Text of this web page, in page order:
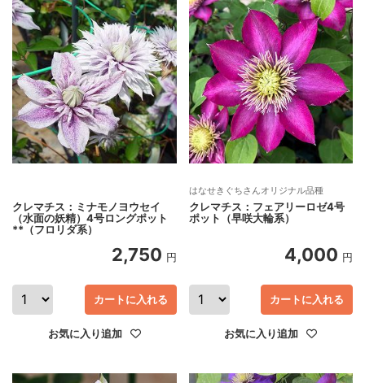
クレマチス：ミナモノヨウセイ
（水面の妖精）4号ロングポット
**（フロリダ系）
2,750 円
カートに入れる
お気に入り追加
はなせきぐちさんオリジナル品種
クレマチス：フェアリーロゼ4号
ポット（早咲大輪系）
4,000 円
カートに入れる
お気に入り追加